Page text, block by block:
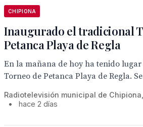
CHIPIONA
Inaugurado el tradicional
Petanca Playa de Regla
En la mañana de hoy ha tenido
Torneo de Petanca Playa de Regla.
Radiotelevisión municipal de
•
hace 2 días